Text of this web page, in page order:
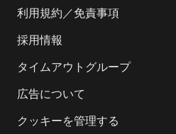
利用規約／免責事項
採用情報
タイムアウトグループ
広告について
クッキーを管理する